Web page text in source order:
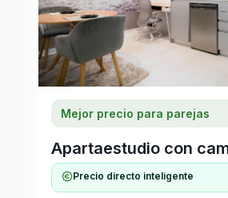
Mejor precio para parejas
Apartaestudio con
Precio directo inteligente